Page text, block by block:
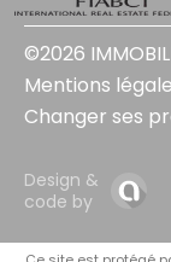
©2026
Mentions
Changer ses
Design &
code by